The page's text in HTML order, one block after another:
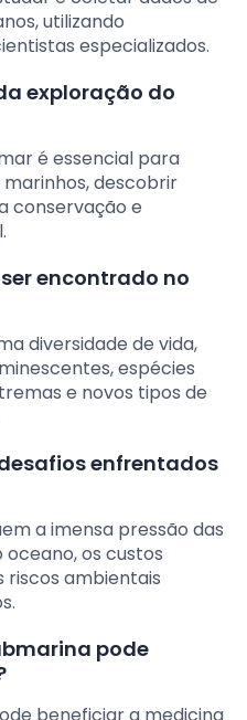
utilizando
especializados.
exploração do
é essencial para
descobrir
conservação e
encontrado no
diversidade de vida,
espécies
e novos tipos de
enfrentados
a imensa pressão das
os custos
riscos ambientais
pode